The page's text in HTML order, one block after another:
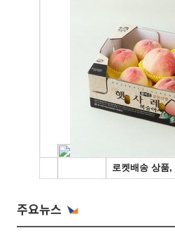
주요뉴스